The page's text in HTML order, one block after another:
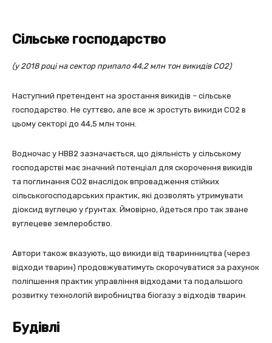
Сільське господарство
(у 2018 році на сектор припало 44,2 млн тон викидів СО2)
Наступний претендент на зростання викидів – сільське
господарство. Не суттєво, але все ж зростуть викиди СО2 в
цьому секторі до 44,5 млн тонн.
Водночас у НВВ2 зазначається, що діяльність у сільському
господарстві має значний потенціал для скорочення викидів
та поглинання СО2 внаслідок впровадження стійких
сільськогосподарських практик, які дозволять утримувати
діоксид вуглецю у ґрунтах. Ймовірно, йдеться про так зване
вуглецеве землеробство.
Автори також вказують, що викиди від тваринництва (через
відходи тварин) продовжуватимуть скорочуватися за рахунок
поліпшення практик управління відходами та подальшого
розвитку технологій виробництва біогазу з відходів тварин.
Будівлі